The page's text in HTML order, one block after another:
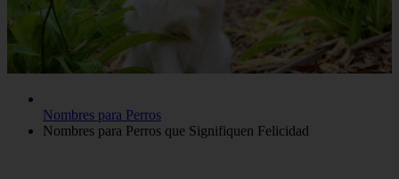
Nombres para Perros
Nombres para Perros que Signifiquen Felicidad